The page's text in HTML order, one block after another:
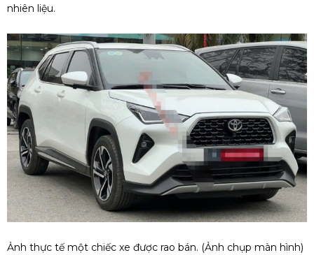
nhiên liệu.
Ảnh thực tế một chiếc xe được rao bán. (Ảnh chụp màn hình)